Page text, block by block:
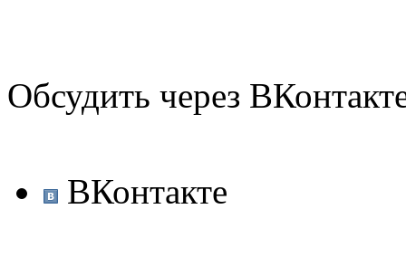
Обсудить через
ВКонтакте